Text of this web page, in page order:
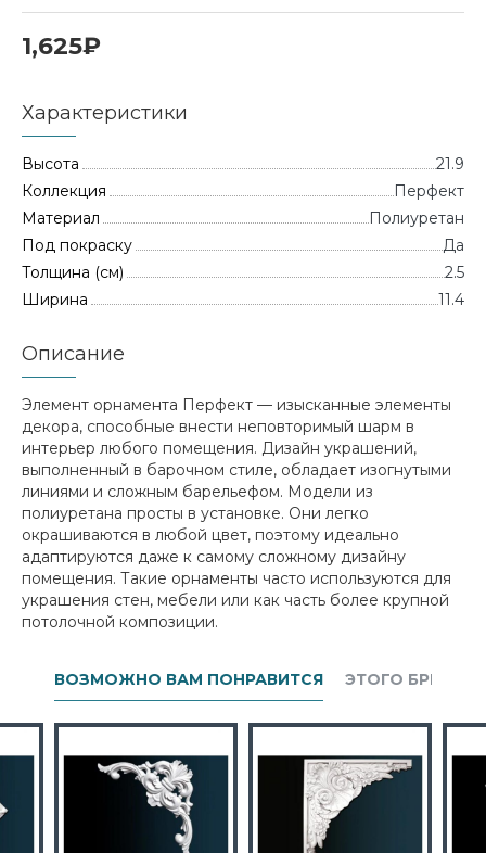
1,625₽
Характеристики
Высота
21.9
Коллекция
Перфект
Материал
Полиуретан
Под покраску
Да
Толщина (см)
2.5
Ширина
11.4
Описание
Элемент орнамента Перфект — изысканные элементы
декора, способные внести неповторимый шарм в
интерьер любого помещения. Дизайн украшений,
выполненный в барочном стиле, обладает изогнутыми
линиями и сложным барельефом. Модели из
полиуретана просты в установке. Они легко
окрашиваются в любой цвет, поэтому идеально
адаптируются даже к самому сложному дизайну
помещения. Такие орнаменты часто используются для
украшения стен, мебели или как часть более крупной
потолочной композиции.
ВОЗМОЖНО ВАМ ПОНРАВИТСЯ ЭТОГО БРЕНДА